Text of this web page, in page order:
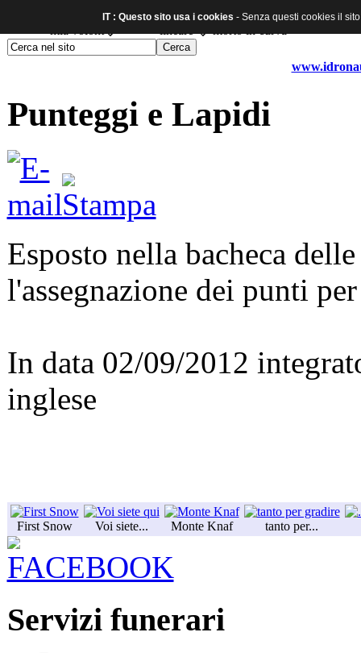
Punteggi e Lapidi
Esposto nella bacheca
l'assegnazione dei punti
In data 02/09/2012
inglese
First Snow Voi siete... Monte Knaf tanto per...
Servizi funerari
IT : Questo sito usa i cookies - Senza questi cookies il